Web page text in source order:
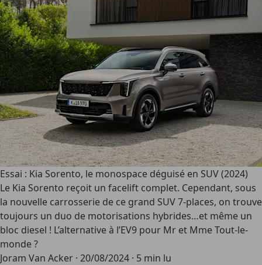
Essai : Kia Sorento, le monospace déguisé en SUV (2024)
Le Kia Sorento reçoit un facelift complet. Cependant, sous
la nouvelle carrosserie de ce grand SUV 7-places, on trouve
toujours un duo de motorisations hybrides…et même un
bloc diesel ! L’alternative à l’EV9 pour Mr et Mme Tout-le-
monde ?
Joram Van Acker · 20/08/2024 · 5 min lu